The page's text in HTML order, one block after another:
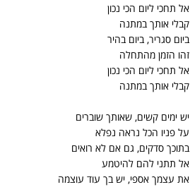
אל תחכי ליום הכי נכון
קבלי אותך במתנה
ביום סגריר, ביום בהיר
זהו הזמן מהתחלה
אל תחכי ליום הכי נכון
קבלי אותך במתנה
יש ימים קשים, שאותך שוברים
על פניו הכל נראה נפלא
בתוכך סדקים, גם אם לא רואים
אל תתני להם להיטמע
את עצמך אספי, יש בך עוד עוצמה